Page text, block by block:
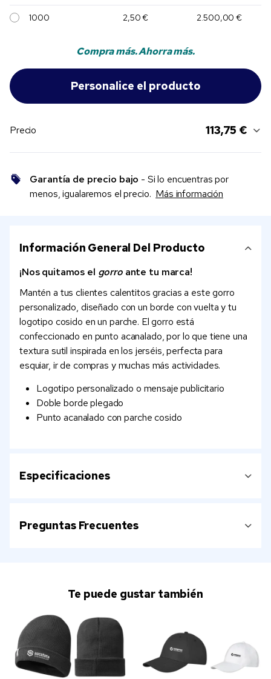
1000 2,50 € 2.500,00 €
Compra más. Ahorra más.
Precio 113,75 €
Garantía de precio bajo - Si lo encuentras por
menos, igualaremos el precio. Más información
Información General Del Producto
¡Nos quitamos el gorroante tu marca!
Mantén a tus clientes calentitos gracias a este gorro
personalizado, diseñado con un borde con vuelta y tu
logotipo cosido en un parche. El gorro está
confeccionado en punto acanalado, por lo que tiene una
textura sutil inspirada en los jerséis, perfecta para
esquiar, ir de compras y muchas más actividades.
Logotipo personalizado o mensaje publicitario
Doble borde plegado
Punto acanalado con parche cosido
Especificaciones
Preguntas Frecuentes
Te puede gustar también